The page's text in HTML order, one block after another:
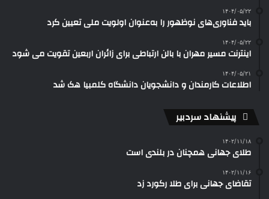
۱۴۰۴/۰۵/۲۲
باید فناوری‌های نوظهور را به‌عنوان اولویت ملی تعیین کرد
۱۴۰۴/۰۵/۲۲
اینترنت مسیر مهران با بالن ارتباطی برای زائران اربعین تقویت می شود
۱۴۰۴/۰۵/۲۱
اطلاعات کارمندان و دانشجویان دانشگاه کلمبیا هک شد
پیشنهاد سردبیر
۱۴۰۲/۱۱/۱۸
طلای جهانی همچنان در بلندی است
۱۴۰۲/۱۱/۱۶
تقاضای جهانی برای طلا رکورد زد